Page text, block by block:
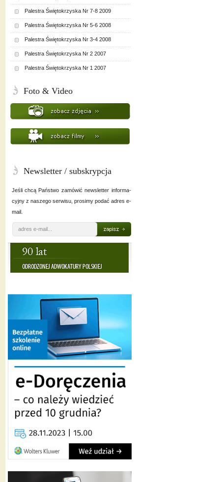
Palestra Świętokrzyska Nr 7-8 2009
Palestra Świętokrzyska Nr 5-6 2008
Palestra Świętokrzyska Nr 3-4 2008
Palestra Świętokrzyska Nr 2 2007
Palestra Świętokrzyska Nr 1 2007
Foto & Video
Newsletter / subskrypcja
Jeśli chcą Państwo zamówić newsletter informa-
cyjny z naszego serwisu, prosimy podać adres e-
mail.